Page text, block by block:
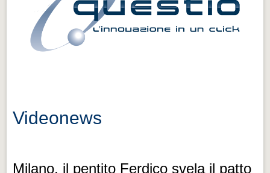
Videonews
Milano, il pentito Ferdico svela il patto